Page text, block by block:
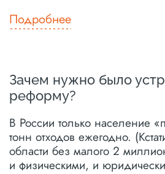
Подробнее
Зачем нужно было
реформу?
В России только население
тонн отходов ежегодно.
области без малого 2
и физическими, и